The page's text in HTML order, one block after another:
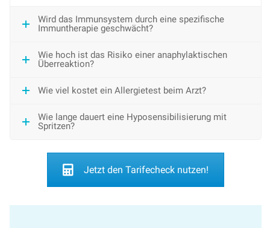
Wird das Immunsystem durch eine spezifische
Immuntherapie geschwächt?
Wie hoch ist das Risiko einer anaphylaktischen
Überreaktion?
Wie viel kostet ein Allergietest beim Arzt?
Wie lange dauert eine Hyposensibilisierung mit
Spritzen?
Jetzt den Tarifecheck nutzen!